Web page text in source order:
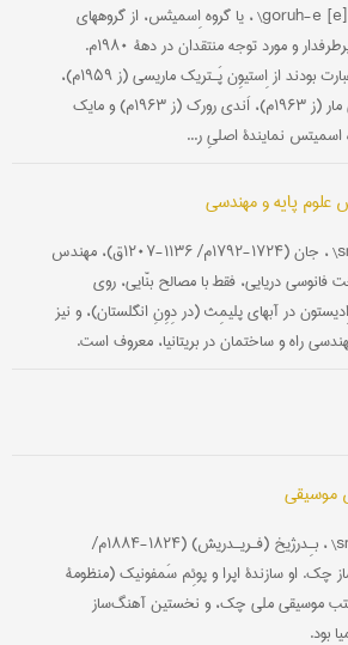
اِسمیتس، گروهِ \ goruh-e [e]smits\ ، یا گروه اِسمیثس، از گروههای
موسیقیِ انگلیسیِ بسیار پرطرفدار و مورد توجه منتقدان در دهۀ ۱۹۸۰م.
اعضای اصلی این گروه عبارت بودند از اِستیوِن پَـتریک ماریسی (ز ۱۹۵۹م)،
جان مار، مشهور به جانی مار (ز ۱۹۶۳م)، اَندی رورک (ز ۱۹۶۳م) و مایک
پایه و مهندسی
اِسمیتِن \ [e]smite(o)n\ ، جان (۱۷۲۴-۱۷۹۲م/ ۱۱۳۶-۱۲۰۷ق)، مهندس
دریایی، فقط با مصالح بنّایی، روی
در آبهای پلیمِث (در دِوِنِ انگلستان)، و نیز
راه و ساختمان در بریتانیا، معروف است.
اِسمِتـانـا \ [e]smetānā\ ، بـِدرژیخ (فـریـدریش) (۱۸۲۴-۱۸۸۴م/
چک. او سازندۀ اپرا و پوئِم سَمفونیک (منظومۀ
موسیقی ملی چک، و نخستین آهنگ‌ساز
بود.